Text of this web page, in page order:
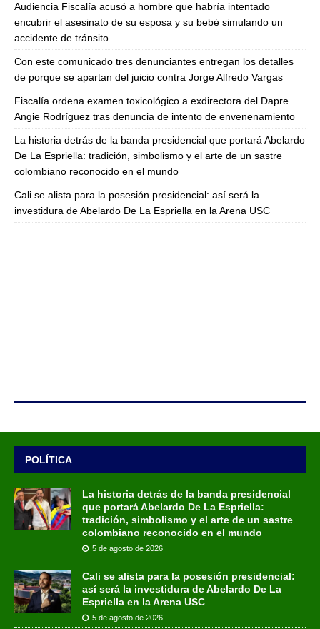
Audiencia Fiscalía acusó a hombre que habría intentado
encubrir el asesinato de su esposa y su bebé simulando un
accidente de tránsito
Con este comunicado tres denunciantes entregan los detalles
de porque se apartan del juicio contra Jorge Alfredo Vargas
Fiscalía ordena examen toxicológico a exdirectora del Dapre
Angie Rodríguez tras denuncia de intento de envenenamiento
La historia detrás de la banda presidencial que portará Abelardo
De La Espriella: tradición, simbolismo y el arte de un sastre
colombiano reconocido en el mundo
Cali se alista para la posesión presidencial: así será la
investidura de Abelardo De La Espriella en la Arena USC
POLÍTICA
La historia detrás de la banda presidencial
que portará Abelardo De La Espriella:
tradición, simbolismo y el arte de un sastre
colombiano reconocido en el mundo
5 de agosto de 2026
Cali se alista para la posesión presidencial:
así será la investidura de Abelardo De La
Espriella en la Arena USC
5 de agosto de 2026